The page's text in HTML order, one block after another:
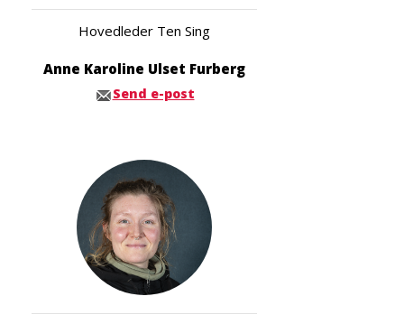
Hovedleder Ten Sing
Anne Karoline Ulset Furberg
Send e-post